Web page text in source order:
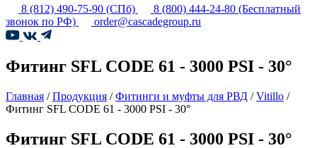
8 (812) 490-75-90 (СПб) 8 (800) 444-24-80 (Бесплатный
звонок по РФ)
order@cascadegroup.ru
Фитинг SFL CODE 61 - 3000 PSI - 30°
Главная /Продукция /Фитинги и муфты для РВД /Vitillo /
Фитинг SFL CODE 61 - 3000 PSI - 30°
Фитинг SFL CODE 61 - 3000 PSI - 30°